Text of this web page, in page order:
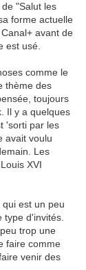
"Salut les
forme actuelle
avant de
est usé.
comme le
thème des
toujours
Il y a quelques
'sorti par les
avait voulu
Les
XVI
est un peu
d'invités.
trop une
faire comme
venir des